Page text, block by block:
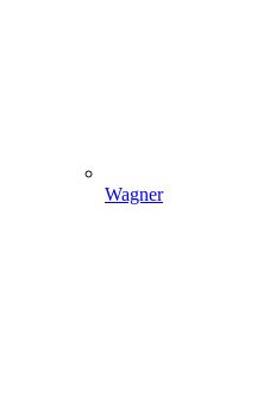
Wagner